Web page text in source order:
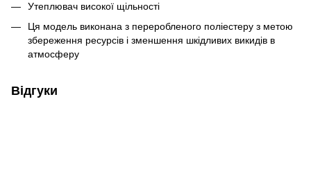
Утеплювач високої щільності
Ця модель виконана з переробленого поліестеру з метою
збереження ресурсів і зменшення шкідливих викидів в
атмосферу
Відгуки